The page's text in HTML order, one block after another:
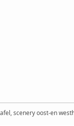
scenery oost-en